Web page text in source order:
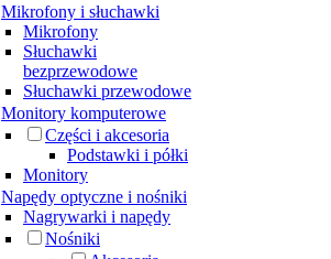
Mikrofony i słuchawki
Mikrofony
Słuchawki
bezprzewodowe
Słuchawki przewodowe
Monitory komputerowe
Części i akcesoria
Podstawki i półki
Monitory
Napędy optyczne i nośniki
Nagrywarki i napędy
Nośniki